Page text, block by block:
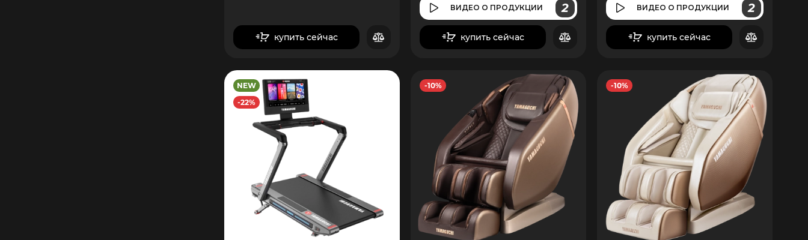
купить сейчас
7 350
ВИДЕО О ПРОДУКЦИИ 2
купить сейчас
5400
ВИДЕО О ПРОДУКЦИИ 2
купить сейчас
5 400
NEW
-22%
-10% -10%